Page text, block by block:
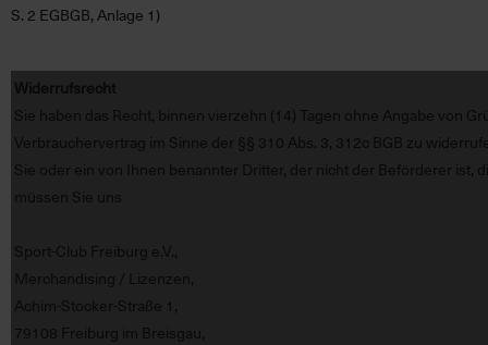
S. 2 EGBGB, Anlage 1)
Widerrufsrecht
Sie haben das Recht, binnen vierzehn (14) Tagen ohne Angabe von
Verbrauchervertrag im Sinne der §§ 310 Abs. 3, 312c BGB zu
Sie oder ein von Ihnen benannter Dritter, der nicht der Beförderer ist,
müssen Sie uns
Sport-Club Freiburg e.V.,
Merchandising / Lizenzen,
Achim-Stocker-Straße 1,
79108 Freiburg im Breisgau,